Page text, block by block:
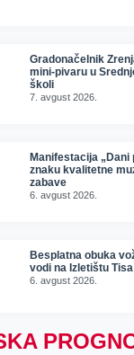
Gradonačelnik
mini-pivaru u
školi
7. avgust 2026.
Manifestacija „Dani
znaku kvalitetne
zabave
6. avgust 2026.
Besplatna obuka
vodi na Izletištu Tisa
6. avgust 2026.